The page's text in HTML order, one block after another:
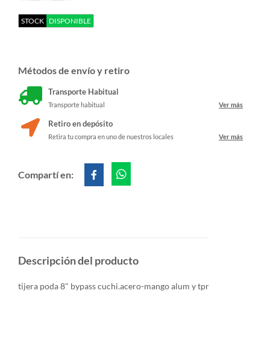
STOCK DISPONIBLE
Métodos de envío y retiro
Transporte Habitual
Transporte habitual Ver más
Retiro en depósito
Retira tu compra en uno de nuestros locales Ver más
Compartí en:
Descripción del producto
tijera poda 8" bypass cuchi.acero-mango alum y tpr